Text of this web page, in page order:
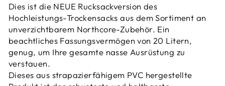
Dies ist die NEUE Rucksackversion des
Hochleistungs-Trockensacks aus dem Sortiment an
unverzichtbarem Northcore-Zubehör. Ein
beachtliches Fassungsvermögen von 20 Litern,
genug, um Ihre gesamte nasse Ausrüstung zu
verstauen.
Dieses aus strapazierfähigem PVC hergestellte